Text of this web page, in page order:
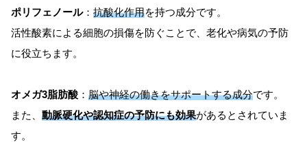
ポリフェノール： 抗酸化作用を持つ成分です。
活性酸素による細胞の損傷を防ぐことで、老化や病気の予防
に役立ちます。
オメガ3脂肪酸 ： 脳や神経の働きをサポートする成分です。
また、 動脈硬化や認知症の予防にも効果があるとされていま
す。